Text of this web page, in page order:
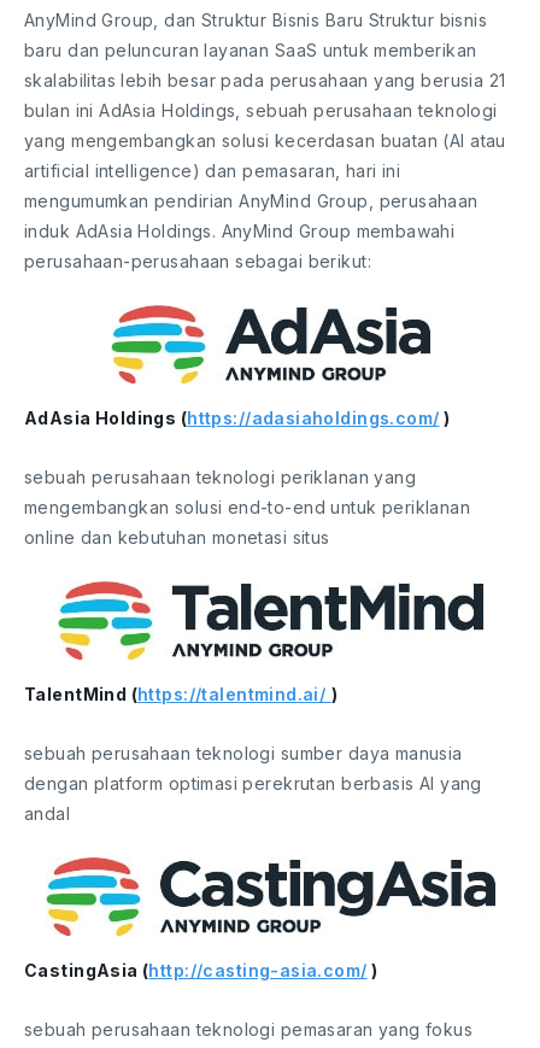
AnyMind Group, dan Struktur Bisnis Baru Struktur bisnis
baru dan peluncuran layanan SaaS untuk memberikan
skalabilitas lebih besar pada perusahaan yang berusia 21
bulan ini AdAsia Holdings, sebuah perusahaan teknologi
yang mengembangkan solusi kecerdasan buatan (AI atau
artificial intelligence) dan pemasaran, hari ini
mengumumkan pendirian AnyMind Group, perusahaan
induk AdAsia Holdings. AnyMind Group membawahi
perusahaan-perusahaan sebagai berikut:
AdAsia Holdings (https://adasiaholdings.com/ )
sebuah perusahaan teknologi periklanan yang
mengembangkan solusi end-to-end untuk periklanan
online dan kebutuhan monetasi situs
TalentMind (https://talentmind.ai/ )
sebuah perusahaan teknologi sumber daya manusia
dengan platform optimasi perekrutan berbasis AI yang
andal
CastingAsia (http://casting-asia.com/ )
sebuah perusahaan teknologi pemasaran yang fokus